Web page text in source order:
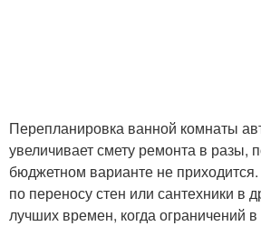
Перепланировка ванной комнаты
увеличивает смету ремонта в разы,
бюджетном варианте не
по переносу стен или сантехники в
лучших времен, когда ограничений